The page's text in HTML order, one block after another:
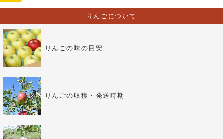
りんごについて
りんごの味の目安
りんごの収穫・発送時期